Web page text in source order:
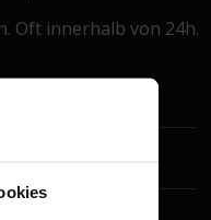
Oft innerhalb von 24h.